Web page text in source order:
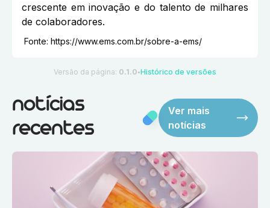
crescente em inovação e do talento de milhares
de colaboradores.
Fonte: https://www.ems.com.br/sobre-a-ems/
Versão da página: 0.1.0 ●Histórico de versões
notícias
recentes
Ver mais
notícias